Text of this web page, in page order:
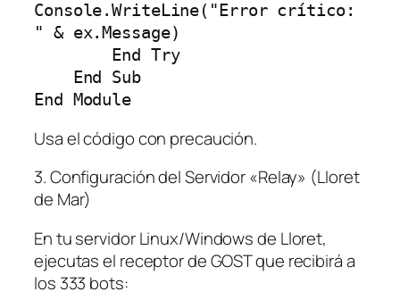
Console.WriteLine("Error crítico:
" & ex.Message)
Usa el código con precaución.
3. Configuración del Servidor «Relay» (Lloret
de Mar)
En tu servidor Linux/Windows de Lloret,
ejecutas el receptor de GOST que recibirá a
los 333 bots: